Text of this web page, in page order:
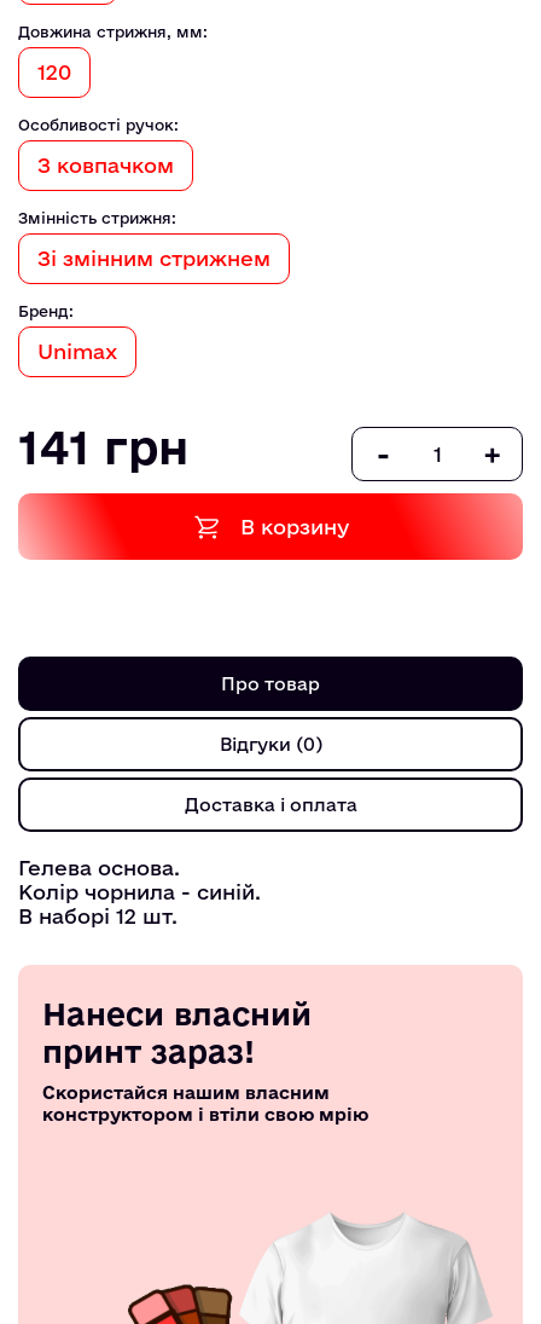
Довжина стрижня, мм:
120
Особливості ручок:
З ковпачком
Змінність стрижня:
Зі змінним стрижнем
Бренд:
Unimax
141 грн - +
В корзину
Про товар
Відгуки (0)
Доставка і оплата
Гелева основа.
Колір чорнила - синій.
В наборі 12 шт.
Нанеси власний
принт зараз!
Скористайся нашим власним
конструктором і втіли свою мрію